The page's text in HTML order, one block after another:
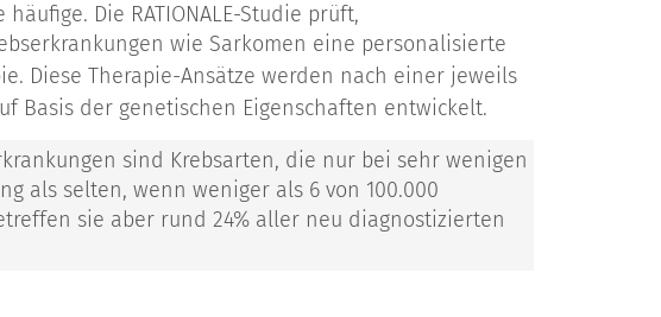
Die RATIONALE-Studie prüft,
wie Sarkomen eine personalisierte
Diese Therapie-Ansätze werden nach einer jeweils
Basis der genetischen Eigenschaften entwickelt.
sind Krebsarten, die nur bei sehr wenigen
als selten, wenn weniger als 6 von 100.000
sie aber rund 24% aller neu diagnostizierten